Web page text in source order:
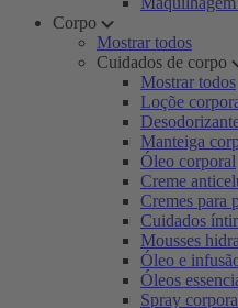
Corpo
Mostrar todos
Cuidados de corpo
Mostrar todos
Loçõe
Manteiga
Óleo corporal
Creme
Cremes para
Cuidados
Mousses
Óleo e
Óleos
Spray